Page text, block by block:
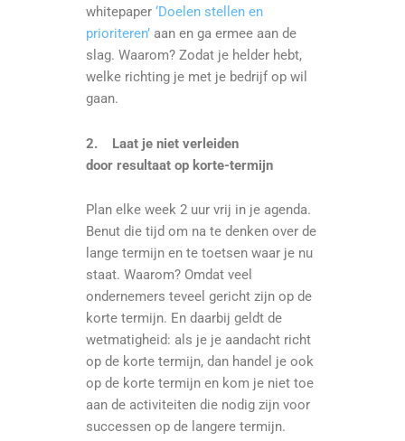
whitepaper ‘Doelen stellen en
prioriteren’ aan en ga ermee aan de
slag. Waarom? Zodat je helder hebt,
welke richting je met je bedrijf op wil
gaan.
2. Laat je niet verleiden
door resultaat op korte-termijn
Plan elke week 2 uur vrij in je agenda.
Benut die tijd om na te denken over de
lange termijn en te toetsen waar je nu
staat. Waarom? Omdat veel
ondernemers teveel gericht zijn op de
korte termijn. En daarbij geldt de
wetmatigheid: als je je aandacht richt
op de korte termijn, dan handel je ook
op de korte termijn en kom je niet toe
aan de activiteiten die nodig zijn voor
successen op de langere termijn.